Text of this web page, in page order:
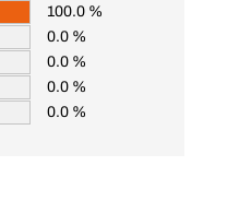
100.0 %
0.0 %
0.0 %
0.0 %
0.0 %